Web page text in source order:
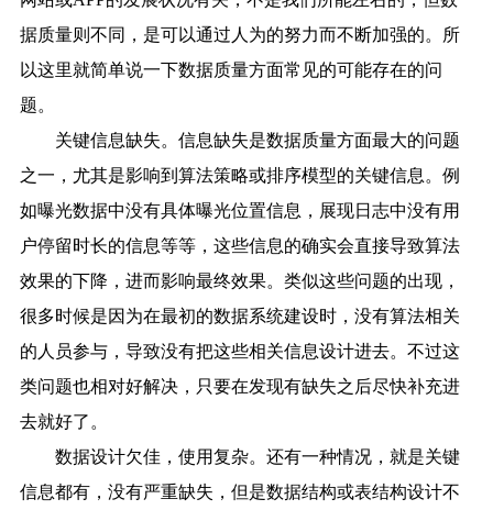
据质量则不同，是可以通过人为的努力而不断加强的。所
以这里就简单说一下数据质量方面常见的可能存在的问
题。
关键信息缺失。信息缺失是数据质量方面最大的问题
之一，尤其是影响到算法策略或排序模型的关键信息。例
如曝光数据中没有具体曝光位置信息，展现日志中没有用
户停留时长的信息等等，这些信息的确实会直接导致算法
效果的下降，进而影响最终效果。类似这些问题的出现，
很多时候是因为在最初的数据系统建设时，没有算法相关
的人员参与，导致没有把这些相关信息设计进去。不过这
类问题也相对好解决，只要在发现有缺失之后尽快补充进
去就好了。
数据设计欠佳，使用复杂。还有一种情况，就是关键
信息都有，没有严重缺失，但是数据结构或表结构设计不